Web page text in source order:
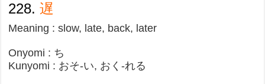
228. 遅
Meaning : slow, late, back, later
Onyomi : ち
Kunyomi : おそ-い, おく-れる